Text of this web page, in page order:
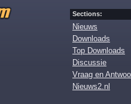
Sections:
Nieuws
Downloads
Top Downloads
Discussie
Vraag en
Nieuws2.nl